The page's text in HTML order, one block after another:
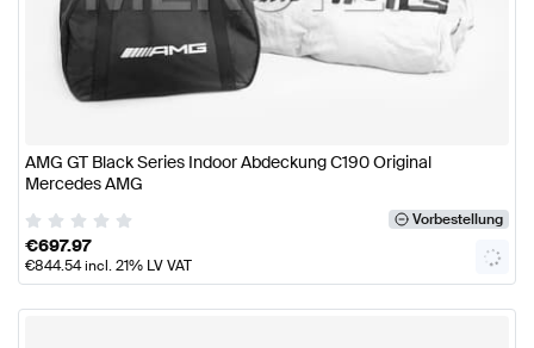
AMG GT Black Series Indoor Abdeckung C190 Original
Mercedes AMG
Vorbestellung
€697.97
€844.54incl. 21% LV VAT